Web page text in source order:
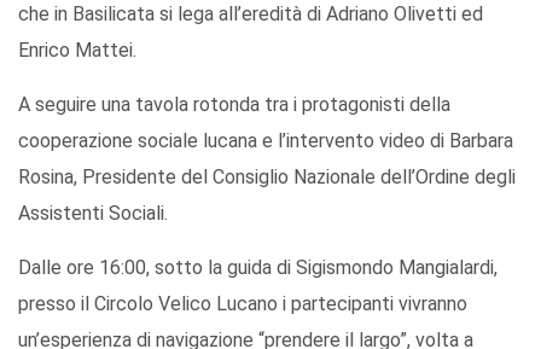
che in Basilicata si lega all’eredità di Adriano Olivetti ed
Enrico Mattei.
A seguire una tavola rotonda tra i protagonisti della
cooperazione sociale lucana e l’intervento video di Barbara
Rosina, Presidente del Consiglio Nazionale dell’Ordine degli
Assistenti Sociali.
Dalle ore 16:00, sotto la guida di Sigismondo Mangialardi,
presso il Circolo Velico Lucano i partecipanti vivranno
un’esperienza di navigazione “prendere il largo”, volta a